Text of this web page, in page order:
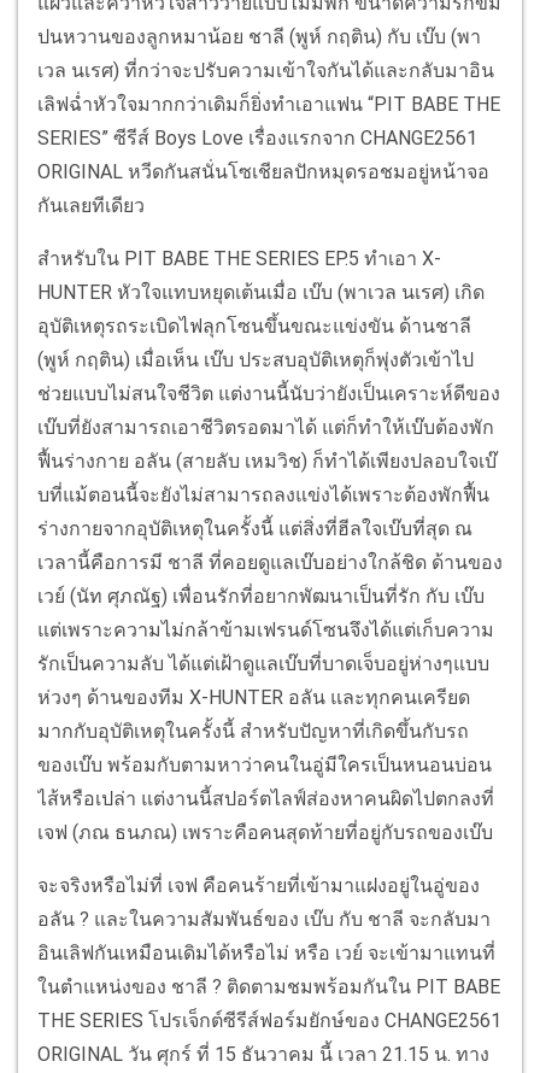
ปนหวานของลูกหมาน้อย ชาลี (พูห์ กฤติน) กับ เบ๊บ (พา
เวล นเรศ) ที่กว่าจะปรับความเข้าใจกันได้และกลับมาอิน
เลิฟฉ่ำหัวใจมากกว่าเดิมก็ยิ่งทำเอาแฟน “PIT BABE THE
SERIES” ซีรีส์ Boys Love เรื่องแรกจาก CHANGE2561
ORIGINAL หวีดกันสนั่นโซเชียลปักหมุดรอชมอยู่หน้าจอ
กันเลยทีเดียว
สำหรับใน PIT BABE THE SERIES EP.5 ทำเอา X-
HUNTER หัวใจแทบหยุดเต้นเมื่อ เบ๊บ (พาเวล นเรศ) เกิด
อุบัติเหตุรถระเบิดไฟลุกโซนขึ้นขณะแข่งขัน ด้านชาลี
(พูห์ กฤติน) เมื่อเห็น เบ๊บ ประสบอุบัติเหตุก็พุ่งตัวเข้าไป
ช่วยแบบไม่สนใจชีวิต แต่งานนี้นับว่ายังเป็นเคราะห์ดีของ
เบ๊บที่ยังสามารถเอาชีวิตรอดมาได้ แต่ก็ทำให้เบ๊บต้องพัก
ฟื้นร่างกาย อลัน (สายลับ เหมวิช) ก็ทำได้เพียงปลอบใจเบ๊
บที่แม้ตอนนี้จะยังไม่สามารถลงแข่งได้เพราะต้องพักฟื้น
ร่างกายจากอุบัติเหตุในครั้งนี้ แต่สิ่งที่ฮีลใจเบ๊บที่สุด ณ
เวลานี้คือการมี ชาลี ที่คอยดูแลเบ๊บอย่างใกล้ชิด ด้านของ
เวย์ (นัท ศุภณัฐ) เพื่อนรักที่อยากพัฒนาเป็นที่รัก กับ เบ๊บ
แต่เพราะความไม่กล้าข้ามเฟรนด์โซนจึงได้แต่เก็บความ
รักเป็นความลับ ได้แต่เฝ้าดูแลเบ๊บที่บาดเจ็บอยู่ห่างๆแบบ
ห่วงๆ ด้านของทีม X-HUNTER อลัน และทุกคนเครียด
มากกับอุบัติเหตุในครั้งนี้ สำหรับปัญหาที่เกิดขึ้นกับรถ
ของเบ๊บ พร้อมกับตามหาว่าคนในอู่มีใครเป็นหนอนบ่อน
ไส้หรือเปล่า แต่งานนี้สปอร์ตไลฟ์ส่องหาคนผิดไปตกลงที่
เจฟ (ภณ ธนภณ) เพราะคือคนสุดท้ายที่อยู่กับรถของเบ๊บ
จะจริงหรือไม่ที่ เจฟ คือคนร้ายที่เข้ามาแฝงอยู่ในอู่ของ
อลัน ? และในความสัมพันธ์ของ เบ๊บ กับ ชาลี จะกลับมา
อินเลิฟกันเหมือนเดิมได้หรือไม่ หรือ เวย์ จะเข้ามาแทนที่
ในตำแหน่งของ ชาลี ? ติดตามชมพร้อมกันใน PIT BABE
THE SERIES โปรเจ็กต์ซีรีส์ฟอร์มยักษ์ของ CHANGE2561
ORIGINAL วัน ศุกร์ ที่ 15 ธันวาคม นี้ เวลา 21.15 น. ทาง